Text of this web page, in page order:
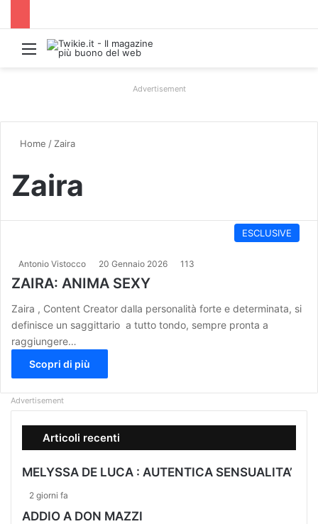
Menu
Advertisement
Home / Zaira
Zaira
ESCLUSIVE
Antonio Vistocco 20 Gennaio 2026 113
ZAIRA: ANIMA SEXY
Zaira , Content Creator dalla personalità forte e determinata, si
definisce un saggittario a tutto tondo, sempre pronta a
raggiungere…
Scopri di più
Advertisement
Articoli recenti
MELYSSA DE LUCA : AUTENTICA SENSUALITA’
2 giorni fa
ADDIO A DON MAZZI